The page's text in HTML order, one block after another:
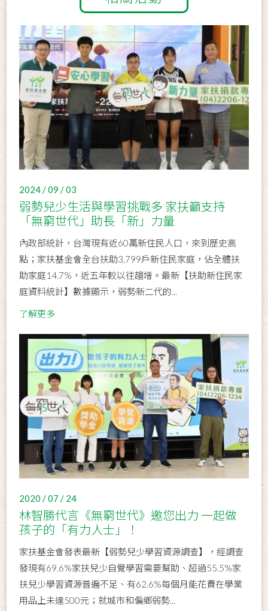
2024 / 09 / 03
弱勢兒少生活與學習挑戰多 家扶籲支持
「無窮世代」助長「新」力量
內政部統計，台灣現有近60萬新住民人口，來到歷史高
點；家扶基金會全台扶助3,799戶新住民家庭，佔全體扶
助家庭14.7%，近五年較以往趨增。最新【扶助新住民家
庭資料統計】數據顯示，弱勢新二代的...
了解更多
2020 / 07 / 24
林智勝代言《無窮世代》邀您出力 一起做
孩子的「有力人士」！
家扶基金會發表最新【弱勢兒少學習資源調查】，經調查
發現有69.6%家扶兒少自覺學習需要幫助、超過55.5%家
扶兒少學習資源普遍不足、有62.6%每個月能花費在學業
用品上未達500元；就城市和偏鄉弱勢...